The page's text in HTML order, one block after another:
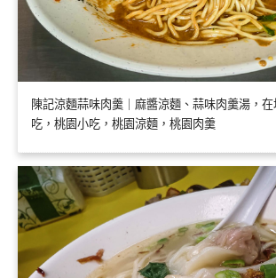
陳記涼麵蒜味肉羹｜麻醬涼麵、蒜味肉羹湯，
吃，桃園小吃，桃園涼麵，桃園肉羹